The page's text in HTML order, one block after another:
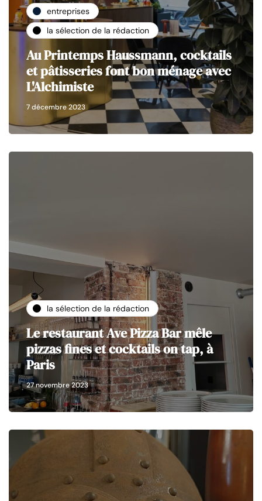
entreprises
la sélection de la rédaction
Au Printemps Haussmann, cocktails
et pâtisseries font bon ménage avec
L'Alchimiste
7 décembre 2023
la sélection de la rédaction
Le restaurant Ave Pizza Bar mêle
pizzas fines et cocktails on tap, à
Paris
27 novembre 2023